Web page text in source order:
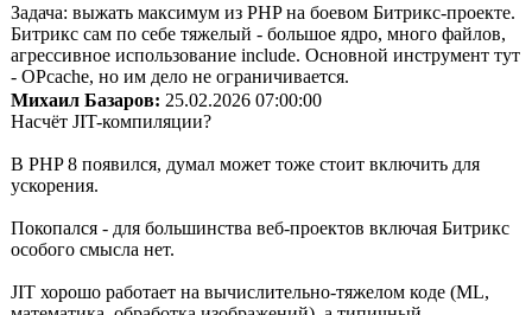
Задача: выжать максимум из PHP на боевом Битрикс-проекте.
Битрикс сам по себе тяжелый - большое ядро, много файлов,
агрессивное использование include. Основной инструмент тут
- OPcache, но им дело не ограничивается.
Михаил Базаров: 25.02.2026 07:00:00
Насчёт JIT-компиляции?
В PHP 8 появился, думал может тоже стоит включить для
ускорения.
Покопался - для большинства веб-проектов включая Битрикс
особого смысла нет.
JIT хорошо работает на вычислительно-тяжелом коде (ML,